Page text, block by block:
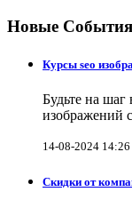
Новые События
Курсы seo
Будьте на
изображений
14-08-2024 14:26
Скидки от